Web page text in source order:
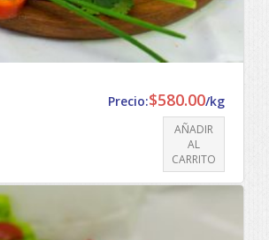
Precio:$580.00/kg
AÑADIR
AL
CARRITO